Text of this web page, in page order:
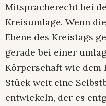
Mitspracherecht bei
Kreisumlage. Wenn
Ebene des Kreistags
gerade bei einer
Körperschaft wie
Stück weit eine
entwickeln, der es